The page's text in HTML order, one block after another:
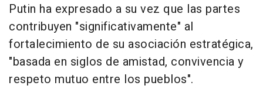
Putin ha expresado a su vez que las partes
contribuyen "significativamente" al
fortalecimiento de su asociación estratégica,
"basada en siglos de amistad, convivencia y
respeto mutuo entre los pueblos".